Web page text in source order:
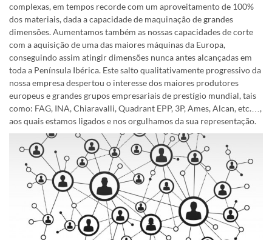
complexas, em tempos recorde com um aproveitamento de 100%
dos materiais, dada a capacidade de maquinação de grandes
dimensões. Aumentamos também as nossas capacidades de corte
com a aquisição de uma das maiores máquinas da Europa,
conseguindo assim atingir dimensões nunca antes alcançadas em
toda a Península Ibérica. Este salto qualitativamente progressivo da
nossa empresa despertou o interesse dos maiores produtores
europeus e grandes grupos empresariais de prestígio mundial, tais
como: FAG, INA, Chiaravalli, Quadrant EPP, 3P, Ames, Alcan, etc.…,
aos quais estamos ligados e nos orgulhamos da sua representação.